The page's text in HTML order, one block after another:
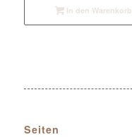
In den Warenkorb
Seiten